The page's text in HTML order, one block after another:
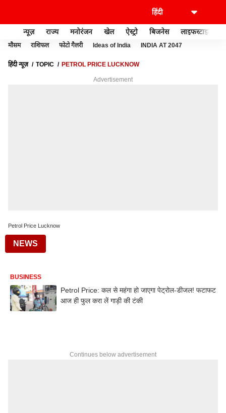
न्यूज़ राज्य मनोरंजन खेल ऐस्ट्रो बिजनेस लाइफस्टाइल
मौसम राशिफल फोटो गैलरी Ideas of India INDIA AT 2047
हिंदी न्यूज़ TOPIC PETROL PRICE LUCKNOW
Advertisement
Petrol Price Lucknow
NEWS
BUSINESS
Petrol Price: कल से महंगा हो जाएगा पेट्रोल-डीजल! फटाफट
आज ही फुल करा लें गाड़ी की टंकी
Continues below advertisement